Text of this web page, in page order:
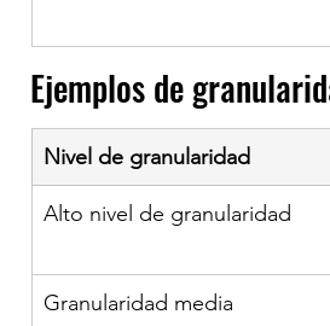
Ejemplos de
Nivel de granularidad
Alto nivel de granularidad
​Granularidad media